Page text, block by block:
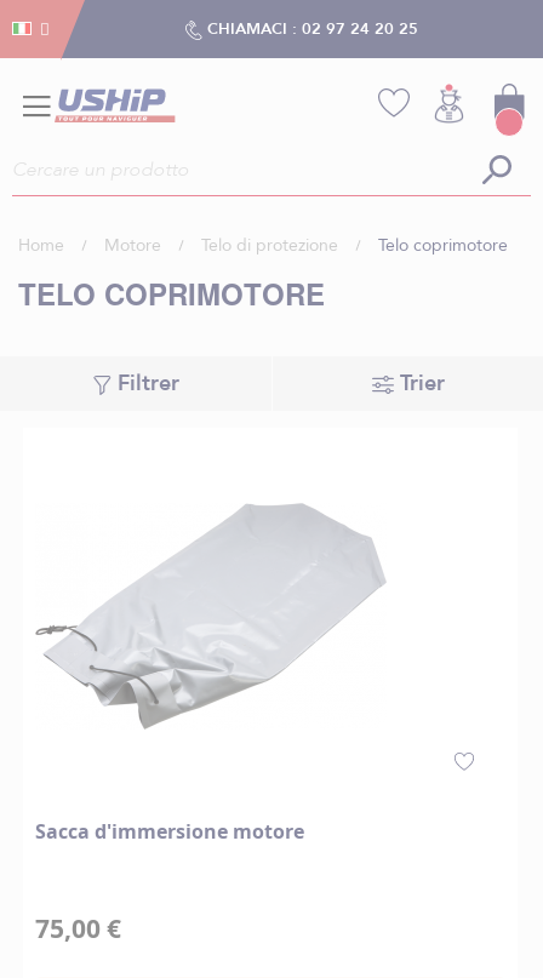
CHIAMACI : 02 97 24 20 25
Home Motore Telo di protezione Telo coprimotore
TELO COPRIMOTORE
Filtrer Trier
Sacca d'immersione motore
75,00 €
Gestion dei cookies
Gestion dei cookies